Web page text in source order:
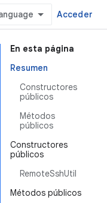
Acceder
En esta página
Resumen
Constructores
públicos
Métodos
públicos
Constructores
públicos
RemoteSshUtil
Métodos públicos